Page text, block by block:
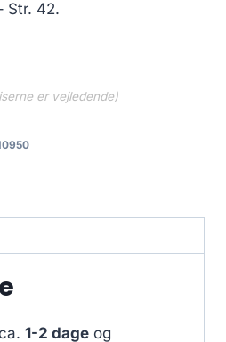
Str. 42.
er vejledende)
1-2 dage og